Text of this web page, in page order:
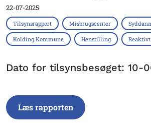
22-07-2025
Tilsynsrapport Misbrugscenter
Kolding Kommune Henstilling
Dato for tilsynsbesøget: 10-
Læs rapporten